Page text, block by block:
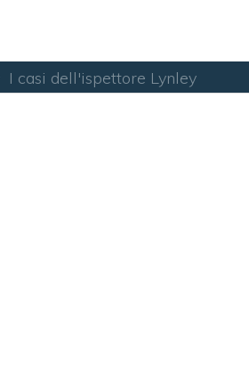
I casi dell'ispettore Lynley